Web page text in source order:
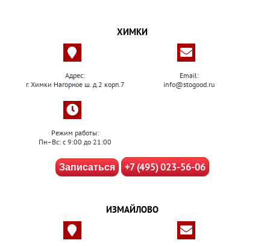
ХИМКИ
Адрес:
г. Химки Нагорное ш. д.2 корп.7
Email:
info@stogood.ru
Режим работы:
Пн–Вс: с 9:00 до 21:00
Записаться +7 (495) 023-56-06
ИЗМАЙЛОВО